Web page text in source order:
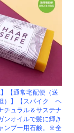
】【通常宅配便（送
）】【スパイク ヘ
チュラル＆サステナ
ンオイルで髪に輝き
ンプー用石鹸。※全